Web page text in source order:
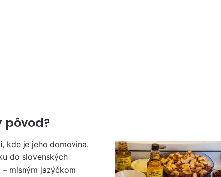
pôvod?
, kde je jeho domovina.
do slovenských
mlsným jazýčkom